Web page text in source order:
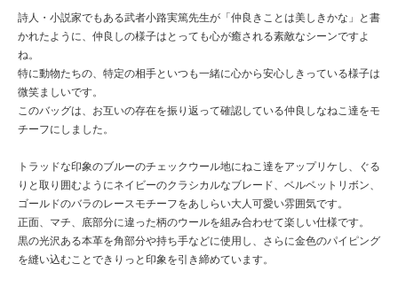
詩人・小説家でもある武者小路実篤先生が「仲良きことは美しきかな」と書
かれたように、仲良しの様子はとっても心が癒される素敵なシーンですよ
ね。
特に動物たちの、特定の相手といつも一緒に心から安心しきっている様子は
微笑ましいです。
このバッグは、お互いの存在を振り返って確認している仲良しなねこ達をモ
チーフにしました。
トラッドな印象のブルーのチェックウール地にねこ達をアップリケし、ぐる
りと取り囲むようにネイビーのクラシカルなブレード、ベルベットリボン、
ゴールドのバラのレースモチーフをあしらい大人可愛い雰囲気です。
正面、マチ、底部分に違った柄のウールを組み合わせて楽しい仕様です。
黒の光沢ある本革を角部分や持ち手などに使用し、さらに金色のパイピング
を縫い込むことできりっと印象を引き締めています。